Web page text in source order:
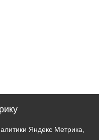
Яндекс Метрика,